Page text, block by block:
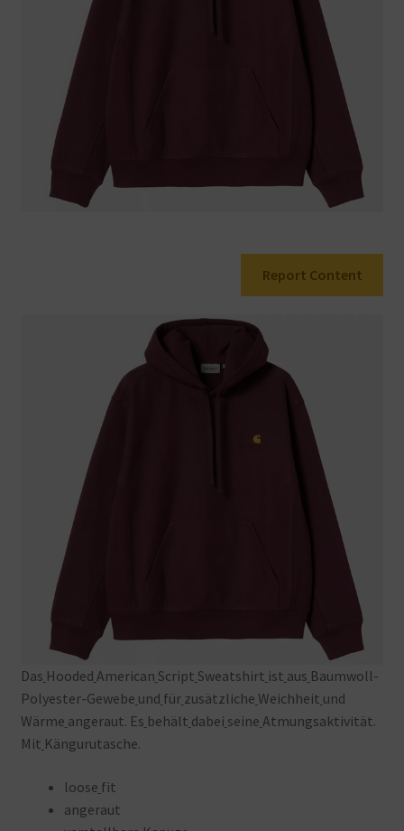
Report Content
Das Hooded American Script Sweatshirt ist aus Baumwoll-
Polyester-Gewebe und für zusätzliche Weichheit und
Wärme angeraut. Es behält dabei seine Atmungsaktivität.
Mit Kängurutasche.
loose fit
angeraut